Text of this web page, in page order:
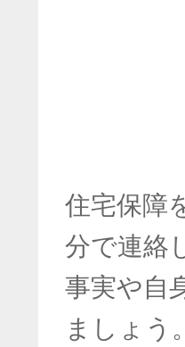
住宅保障
分で連絡
事実や自
ましょう。